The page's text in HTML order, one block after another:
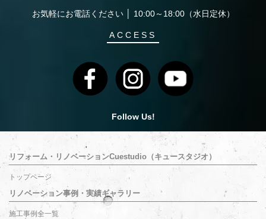
お気軽にお電話ください │ 10:00～18:00（水日定休）
ACCESS
Follow Us!
リフォーム・リノベーションCuestudio（キュースタジオ）
トップページ
リノベーション事例・実績ギャラリー
施工事例全一覧